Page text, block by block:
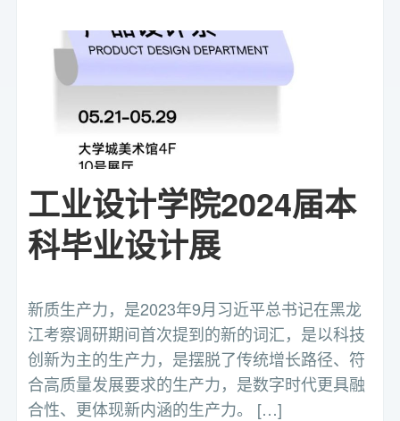
工业设计学院2024届本
科毕业设计展
新质生产力，是2023年9月习近平总书记在黑龙
江考察调研期间首次提到的新的词汇，是以科技
创新为主的生产力，是摆脱了传统增长路径、符
合高质量发展要求的生产力，是数字时代更具融
合性、更体现新内涵的生产力。 […]